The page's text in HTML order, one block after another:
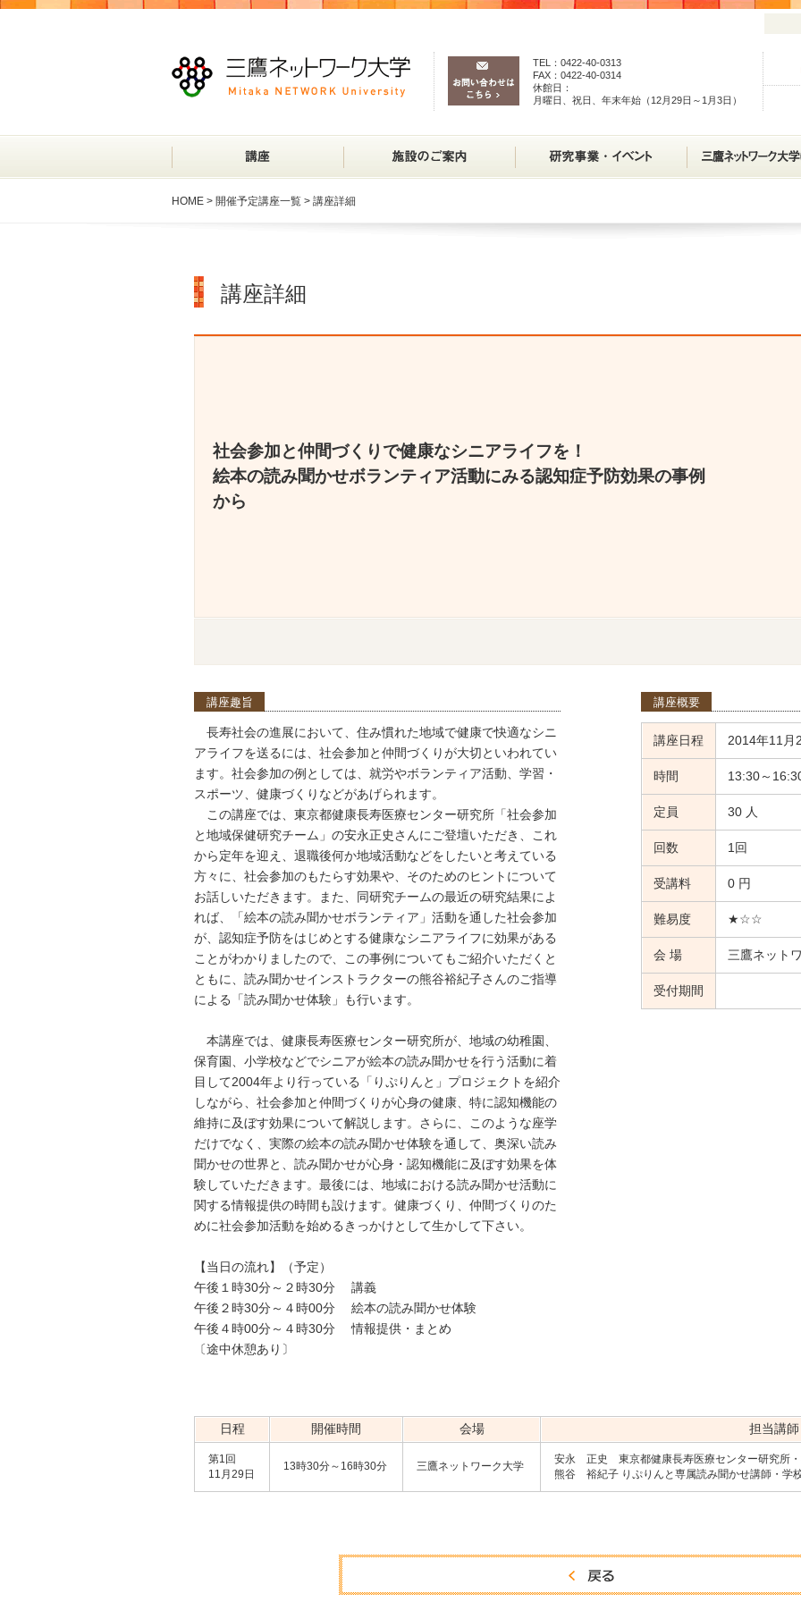
TEL：0422-40-0313
FAX：0422-40-0314
休館日：
月曜日、祝日、年末年始（12月29日～1月3日）
HOME > 開催予定講座一覧 > 講座詳細
講座詳細
社会参加と仲間づくりで健康なシニアライフを！
絵本の読み聞かせボランティア活動にみる認知症予防効果の事例
から
講座趣旨
長寿社会の進展において、住み慣れた地域で健康で快適なシニ
アライフを送るには、社会参加と仲間づくりが大切といわれてい
ます。社会参加の例としては、就労やボランティア活動、学習・
スポーツ、健康づくりなどがあげられます。
この講座では、東京都健康長寿医療センター研究所「社会参加
と地域保健研究チーム」の安永正史さんにご登壇いただき、これ
から定年を迎え、退職後何か地域活動などをしたいと考えている
方々に、社会参加のもたらす効果や、そのためのヒントについて
お話しいただきます。また、同研究チームの最近の研究結果によ
れば、「絵本の読み聞かせボランティア」活動を通した社会参加
が、認知症予防をはじめとする健康なシニアライフに効果がある
ことがわかりましたので、この事例についてもご紹介いただくと
ともに、読み聞かせインストラクターの熊谷裕紀子さんのご指導
による「読み聞かせ体験」も行います。
本講座では、健康長寿医療センター研究所が、地域の幼稚園、
保育園、小学校などでシニアが絵本の読み聞かせを行う活動に着
目して2004年より行っている「りぷりんと」プロジェクトを紹介
しながら、社会参加と仲間づくりが心身の健康、特に認知機能の
維持に及ぼす効果について解説します。さらに、このような座学
だけでなく、実際の絵本の読み聞かせ体験を通して、奥深い読み
聞かせの世界と、読み聞かせが心身・認知機能に及ぼす効果を体
験していただきます。最後には、地域における読み聞かせ活動に
関する情報提供の時間も設けます。健康づくり、仲間づくりのた
めに社会参加活動を始めるきっかけとして生かして下さい。
【当日の流れ】（予定）
午後１時30分～２時30分 講義
午後２時30分～４時00分 絵本の読み聞かせ体験
午後４時00分～４時30分 情報提供・まとめ
〔途中休憩あり〕
講座概要
講座日程 2014年11月
時間 13:30～
定員 30 人
回数 1回
受講料 0 円
難易度 ★☆☆
会 場 三鷹ネット
受付期間
日程 開催時間 会場 担当講師
第1回
11月29日
13時30分～16時30分 三鷹ネットワーク大学
安永 正史 東京都健康長寿医療センター研究所・
熊谷 裕紀子 りぷりんと専属読み聞かせ講師・学